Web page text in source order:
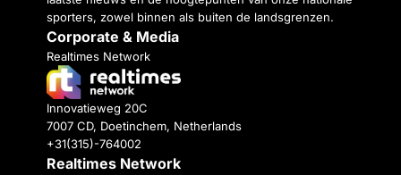
sporters, zowel binnen als buiten de landsgrenzen.
Corporate & Media
Realtimes Network
Innovatieweg 20C
7007 CD, Doetinchem, Netherlands
+31(315)-764002
Realtimes Network